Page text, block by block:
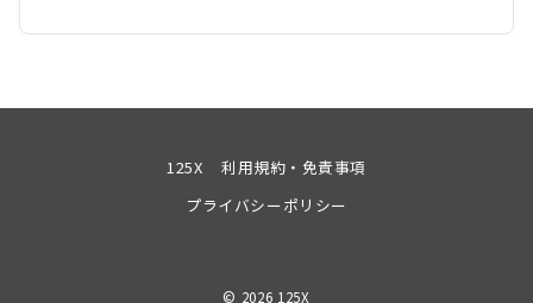
125X
利用規約・免責事項
プライバシーポリシー
© 2026 125X